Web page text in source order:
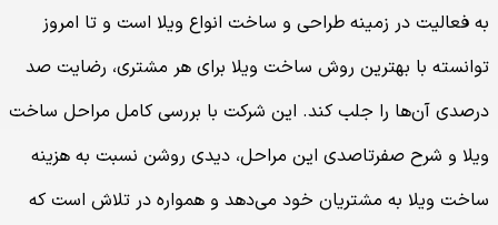
به فعالیت در زمینه طراحی و ساخت انواع ویلا است و تا امروز
توانسته با بهترین روش ساخت ویلا برای هر مشتری، رضایت صد
درصدی آن‌ها را جلب کند. این شرکت با بررسی کامل مراحل ساخت
ویلا و شرح صفرتاصدی این مراحل، دیدی روشن نسبت به هزینه
ساخت ویلا به مشتریان خود می‌دهد و همواره در تلاش است که